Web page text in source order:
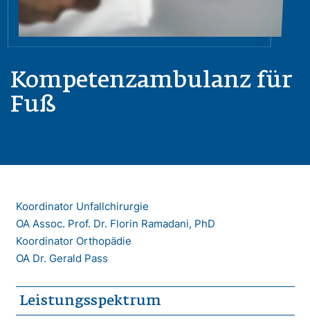
Kompetenzambulanz für
Fuß
Koordinator Unfallchirurgie
OA Assoc. Prof. Dr. Florin Ramadani, PhD
Koordinator Orthopädie
OA Dr. Gerald Pass
Leistungsspektrum